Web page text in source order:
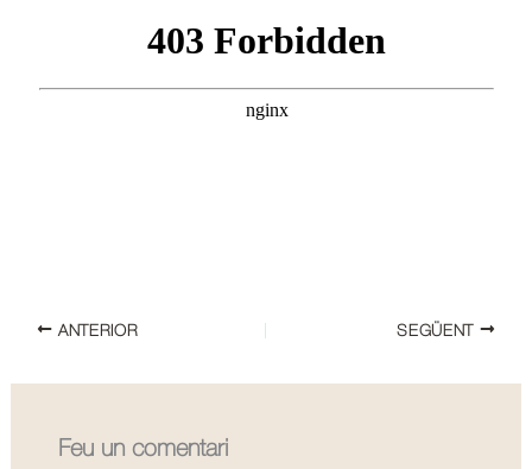
ANTERIOR SEGÜENT
Feu un comentari